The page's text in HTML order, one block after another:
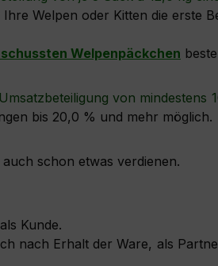
Welpen oder Kitten die erste
Welpenpäckchen
von mindestens
bis 20,0 % und mehr möglich.
schon etwas verdienen.
Kunde.
nach Erhalt der Ware, als